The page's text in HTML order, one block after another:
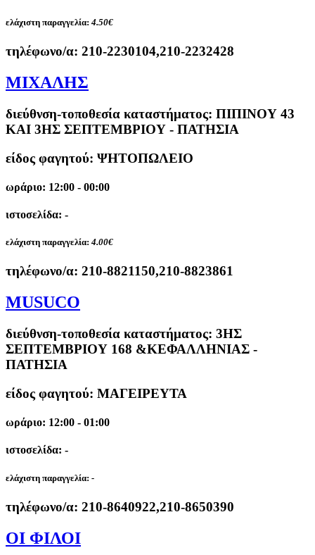
ελάχιστη παραγγελία: 4.50€
τηλέφωνο/α: 210-2230104,210-2232428
ΜΙΧΑΛΗΣ
διεύθνση-τοποθεσία καταστήματος: ΠΙΠΙΝΟΥ 43
ΚΑΙ 3ΗΣ ΣΕΠΤΕΜΒΡΙΟΥ - ΠΑΤΗΣΙΑ
είδος φαγητού: ΨΗΤΟΠΩΛΕΙΟ
ωράριο: 12:00 - 00:00
ιστοσελίδα: -
ελάχιστη παραγγελία: 4.00€
τηλέφωνο/α: 210-8821150,210-8823861
MUSUCO
διεύθνση-τοποθεσία καταστήματος: 3ΗΣ
ΣΕΠΤΕΜΒΡΙΟΥ 168 &ΚΕΦΑΛΛΗΝΙΑΣ -
ΠΑΤΗΣΙΑ
είδος φαγητού: ΜΑΓΕΙΡΕΥΤΑ
ωράριο: 12:00 - 01:00
ιστοσελίδα: -
ελάχιστη παραγγελία: -
τηλέφωνο/α: 210-8640922,210-8650390
ΟΙ ΦΙΛΟΙ